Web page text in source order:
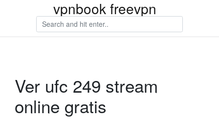
vpnbook freevpn
Ver ufc 249 stream
online gratis